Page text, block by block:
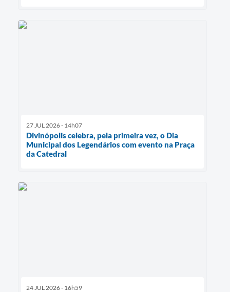
27 JUL 2026 - 14h07
Divinópolis celebra, pela primeira vez, o Dia
Municipal dos Legendários com evento na Praça
da Catedral
24 JUL 2026 - 16h59